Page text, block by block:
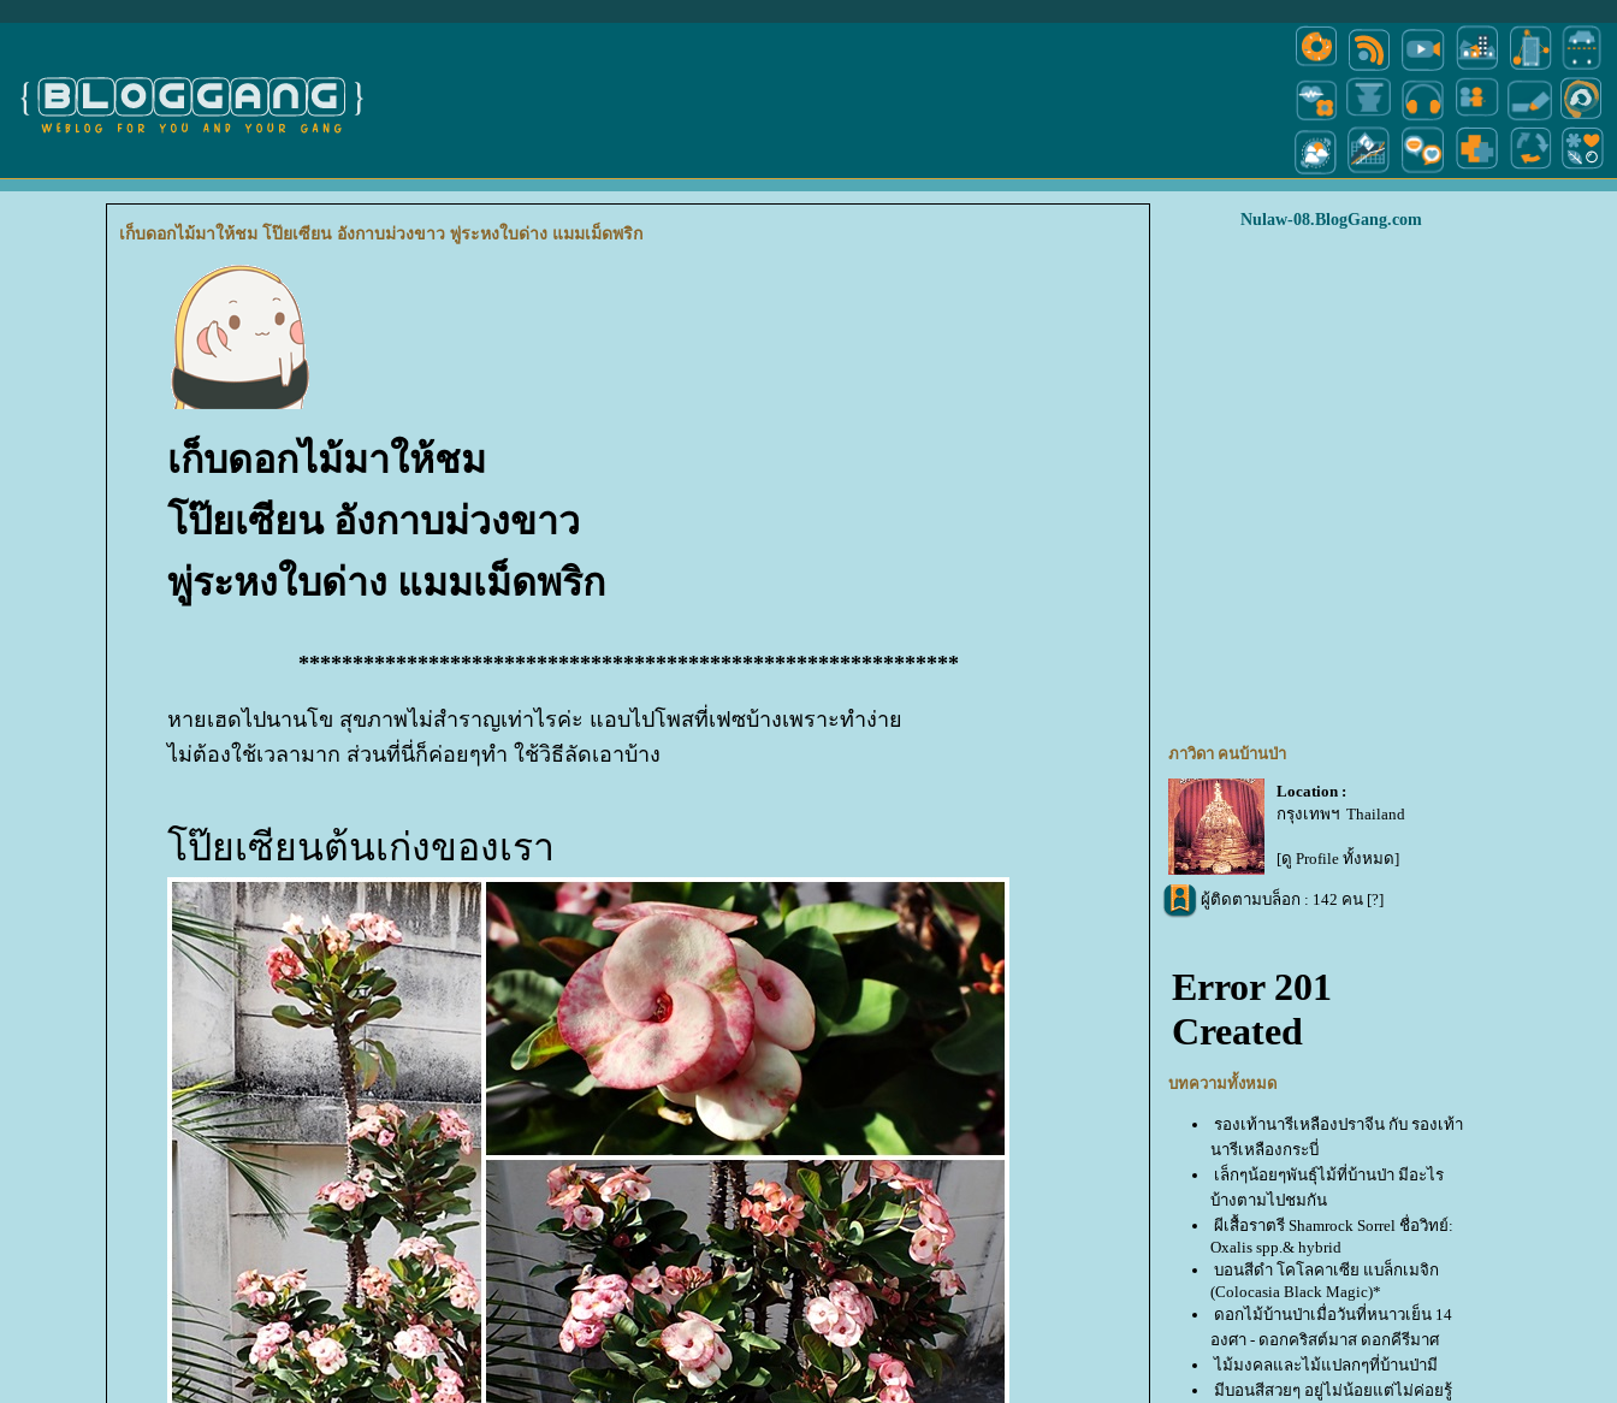
เก็บดอกไม้มาให้ชม โป๊ยเซียน อังกาบม่วงขาว พู่ระหงใบด่าง แมมเม็ดพริก
เก็บดอกไม้มาให้ชม
ป๊ยเซียน อังกาบม่วงขาว
พู่ระหงใบด่าง แมมเม็ดพริก
*************************************************************
หายเฮดไปนานโข สุขภาพไม่สำราญเท่าไรค่ะ แอบไปโพสที่เฟซบ้างเพราะทำง่า
ไม่ต้องใช้เวลามาก ส่วนที่นี่ก็ค่อยๆทำ ใช้วิธีลัดเอาบ้าง
ป๊ยเซียนต้นเก่งของเรา
Nulaw-08.BlogGang.com
ภาวิดา คนบ้านป่า
Location :
กรุงเทพฯ Thailand
[ดู Profile ทั้งหมด]
ผู้ติดตามบล็อก : 142 คน [?]
บทความทั้งหมด
รองเท้านารีเหลืองปราจีน กับ รองเท้า
นารีเหลืองกระบี่
เล็กๆน้อยๆพันธุ์ไม้ที่บ้านป่า มีอะไร
บ้างตามไปชมกัน
ผีเสื้อราตรี Shamrock Sorrel ชื่อวิทย์:
Oxalis spp.& hybrid
บอนสีดำ โคโลคาเซีย แบล็กเมจิก
(Colocasia Black Magic)*
ดอกไม้บ้านป่าเมื่อวันที่หนาวเย็น 14
องศา - ดอกคริสต์มาส ดอกคีรีมาศ
ไม้มงคลและไม้แปลกๆที่บ้านป่ามี
มีบอนสีสวยๆ อยู่ไม่น้อยแต่ไม่ค่อยรู้